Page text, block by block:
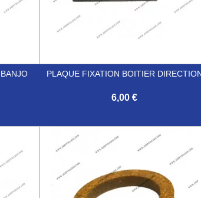
PLAQUE FIXATION BOITIER
6,00 €
Aperçu rapide